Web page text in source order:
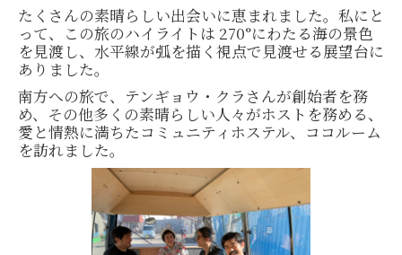
たくさんの素晴らしい出会いに恵まれました。私にと
って、この旅のハイライトは 270°にわたる海の景色
を見渡し、水平線が弧を描く視点で見渡せる展望台に
ありました。
南方への旅で、テンギョウ・クラさんが創始者を務
め、その他多くの素晴らしい人々がホストを務める、
愛と情熱に満ちたコミュニティホステル、ココルーム
を訪れました。